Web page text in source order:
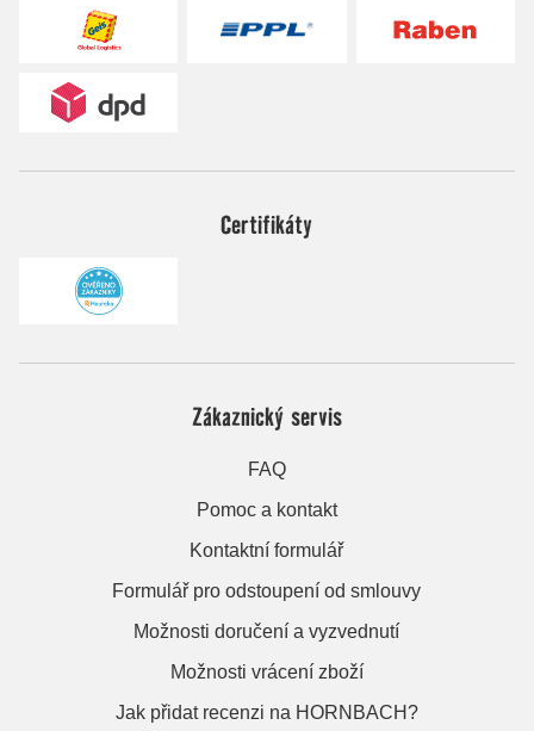
Certifikáty
Zákaznický servis
FAQ
Pomoc a kontakt
Kontaktní formulář
Formulář pro odstoupení od smlouvy
Možnosti doručení a vyzvednutí
Možnosti vrácení zboží
Jak přidat recenzi na HORNBACH?